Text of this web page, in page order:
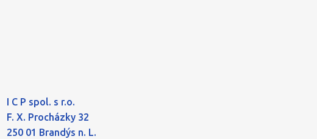
I C P spol. s r.o.
F. X. Procházky 32
250 01 Brandýs n. L.